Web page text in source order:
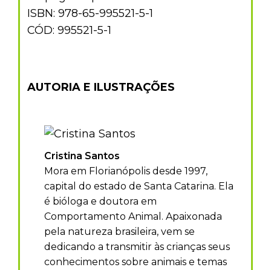
ISBN: 978-65-995521-5-1
CÓD: 995521-5-1
AUTORIA E ILUSTRAÇÕES
Cristina Santos
Mora em Florianópolis desde 1997,
capital do estado de Santa Catarina. Ela
é bióloga e doutora em
Comportamento Animal. Apaixonada
pela natureza brasileira, vem se
dedicando a transmitir às crianças seus
conhecimentos sobre animais e temas